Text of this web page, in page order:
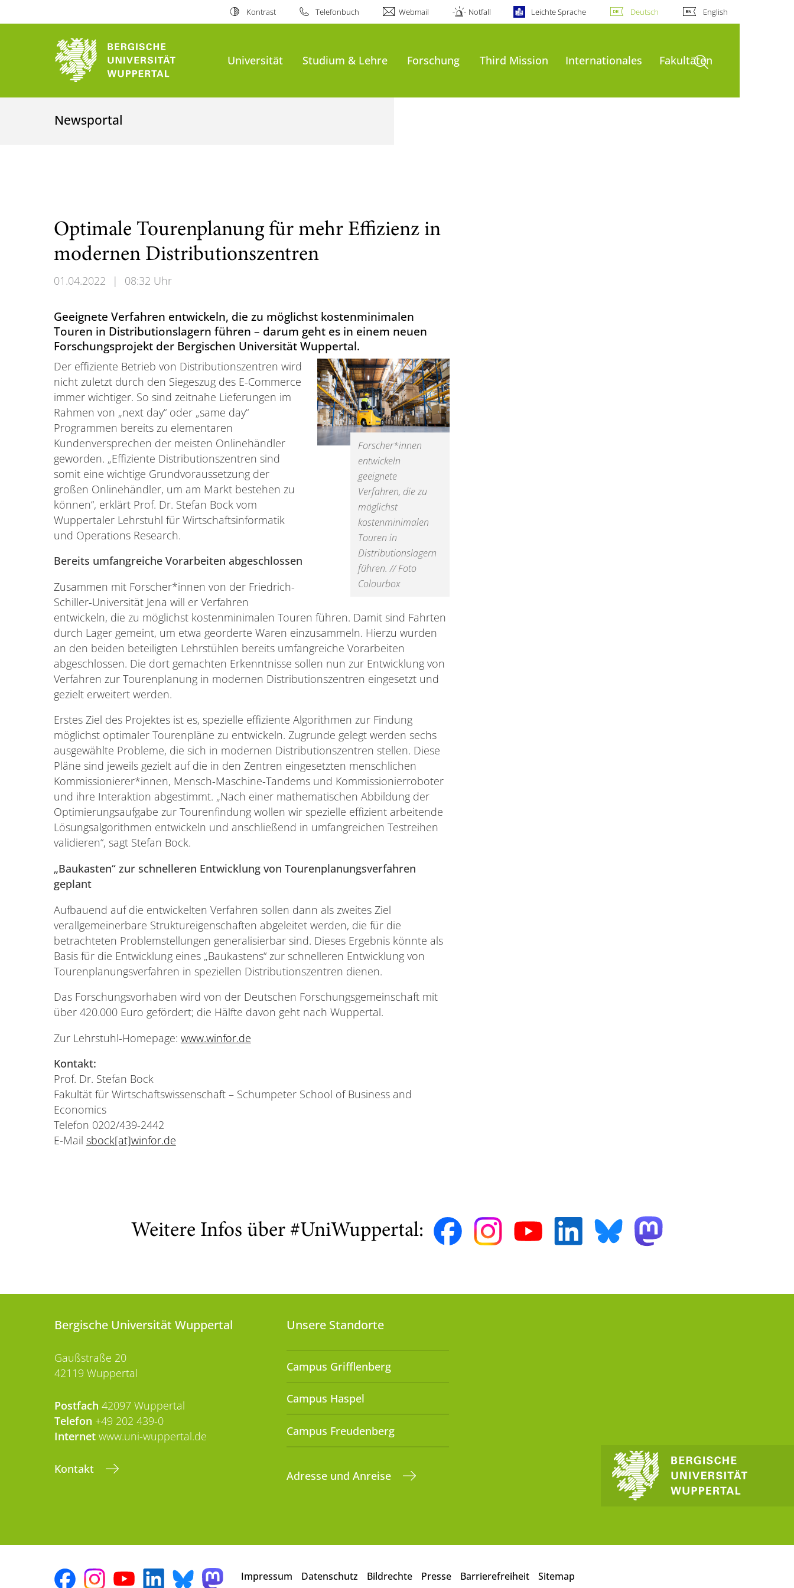
Kontrast Telefonbuch Webmail Notfall Leichte Sprache Deutsch English
Universität Studium & Lehre Forschung Third Mission Internationales FakultätenSuche öffnen
Newsportal
Optimale Tourenplanung für mehr Effizienz in
modernen Distributionszentren
01.04.2022 | 08:32 Uhr
Geeignete Verfahren entwickeln, die zu möglichst kostenminimalen
Touren in Distributionslagern führen – darum geht es in einem neuen
Forschungsprojekt der Bergischen Universität Wuppertal.
Forscher*innen
entwickeln
geeignete
Verfahren, die zu
möglichst
kostenminimalen
Touren in
Distributionslagern
führen. // Foto
Colourbox
Der effiziente Betrieb von Distributionszentren wird
nicht zuletzt durch den Siegeszug des E-Commerce
immer wichtiger. So sind zeitnahe Lieferungen im
Rahmen von „next day“ oder „same day“
Programmen bereits zu elementaren
Kundenversprechen der meisten Onlinehändler
geworden. „Effiziente Distributionszentren sind
somit eine wichtige Grundvoraussetzung der
großen Onlinehändler, um am Markt bestehen zu
können“, erklärt Prof. Dr. Stefan Bock vom
Wuppertaler Lehrstuhl für Wirtschaftsinformatik
und Operations Research.
Bereits umfangreiche Vorarbeiten abgeschlossen
Zusammen mit Forscher*innen von der Friedrich-
Schiller-Universität Jena will er Verfahren
entwickeln, die zu möglichst kostenminimalen Touren führen. Damit sind Fahrten
durch Lager gemeint, um etwa georderte Waren einzusammeln. Hierzu wurden
an den beiden beteiligten Lehrstühlen bereits umfangreiche Vorarbeiten
abgeschlossen. Die dort gemachten Erkenntnisse sollen nun zur Entwicklung von
Verfahren zur Tourenplanung in modernen Distributionszentren eingesetzt und
gezielt erweitert werden.
Erstes Ziel des Projektes ist es, spezielle effiziente Algorithmen zur Findung
möglichst optimaler Tourenpläne zu entwickeln. Zugrunde gelegt werden sechs
ausgewählte Probleme, die sich in modernen Distributionszentren stellen. Diese
Pläne sind jeweils gezielt auf die in den Zentren eingesetzten menschlichen
Kommissionierer*innen, Mensch-Maschine-Tandems und Kommissionierroboter
und ihre Interaktion abgestimmt. „Nach einer mathematischen Abbildung der
Optimierungsaufgabe zur Tourenfindung wollen wir spezielle effizient arbeitende
Lösungsalgorithmen entwickeln und anschließend in umfangreichen Testreihen
validieren“, sagt Stefan Bock.
„Baukasten“ zur schnelleren Entwicklung von Tourenplanungsverfahren
geplant
Aufbauend auf die entwickelten Verfahren sollen dann als zweites Ziel
verallgemeinerbare Struktureigenschaften abgeleitet werden, die für die
betrachteten Problemstellungen generalisierbar sind. Dieses Ergebnis könnte als
Basis für die Entwicklung eines „Baukastens“ zur schnelleren Entwicklung von
Tourenplanungsverfahren in speziellen Distributionszentren dienen.
Das Forschungsvorhaben wird von der Deutschen Forschungsgemeinschaft mit
über 420.000 Euro gefördert; die Hälfte davon geht nach Wuppertal.
Zur Lehrstuhl-Homepage: www.winfor.de
Kontakt:
Prof. Dr. Stefan Bock
Fakultät für Wirtschaftswissenschaft – Schumpeter School of Business and
Economics
Telefon 0202/439-2442
E-Mail sbock[at]winfor.de
Weitere Infos über #UniWuppertal:
Bergische Universität Wuppertal
Gaußstraße 20
42119 Wuppertal
Postfach 42097 Wuppertal
Telefon +49 202 439-0
Internet www.uni-wuppertal.de
Kontakt
Unsere Standorte
Campus Grifflenberg
Campus Haspel
Campus Freudenberg
Adresse und Anreise
Impressum Datenschutz Bildrechte Presse Barrierefreiheit Sitemap